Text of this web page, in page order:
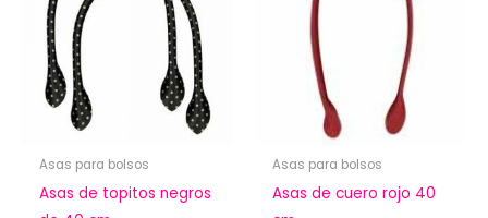
Asas para bolsos
Asas de topitos negros
Asas para bolsos
Asas de cuero rojo 40